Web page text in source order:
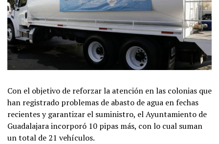
Con el objetivo de reforzar la atención en las colonias que
han registrado problemas de abasto de agua en fechas
recientes y garantizar el suministro, el Ayuntamiento de
Guadalajara incorporó 10 pipas más, con lo cual suman
un total de 21 vehículos.